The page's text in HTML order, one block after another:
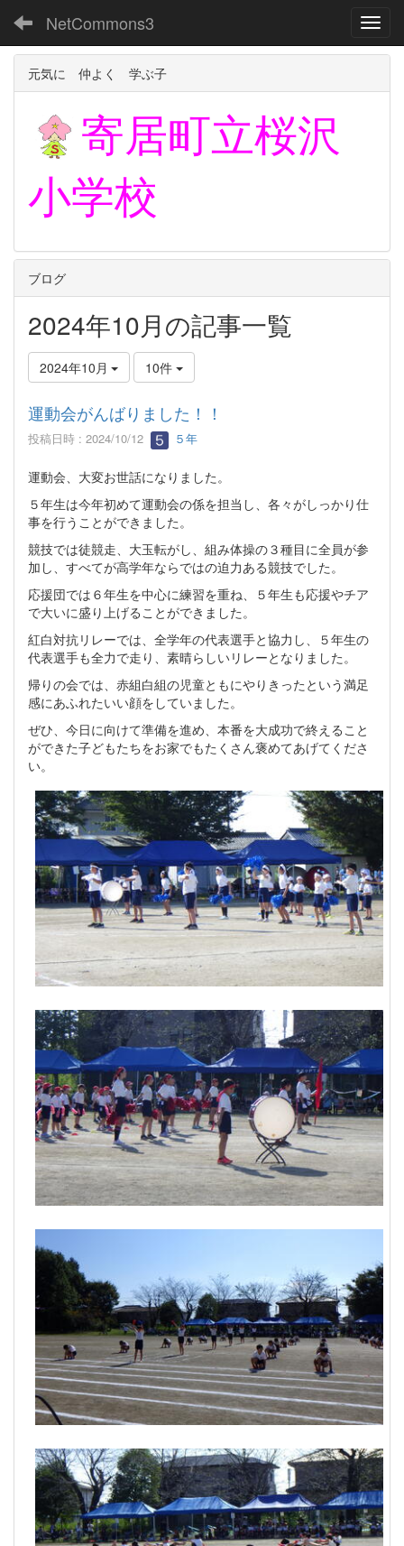
NetCommons3
元気に 仲よく 学ぶ子
寄居町立桜沢
小学校
ブログ
2024年10月の記事一覧
2024年10月 10件
運動会がんばりました！！
投稿日時 : 2024/10/12 ５年
運動会、大変お世話になりました。
５年生は今年初めて運動会の係を担当し、各々がしっかり仕
事を行うことができました。
競技では徒競走、大玉転がし、組み体操の３種目に全員が参
加し、すべてが高学年ならではの迫力ある競技でした。
応援団では６年生を中心に練習を重ね、５年生も応援やチア
で大いに盛り上げることができました。
紅白対抗リレーでは、全学年の代表選手と協力し、５年生の
代表選手も全力で走り、素晴らしいリレーとなりました。
帰りの会では、赤組白組の児童ともにやりきったという満足
感にあふれたいい顔をしていました。
ぜひ、今日に向けて準備を進め、本番を大成功で終えること
ができた子どもたちをお家でもたくさん褒めてあげてくださ
い。